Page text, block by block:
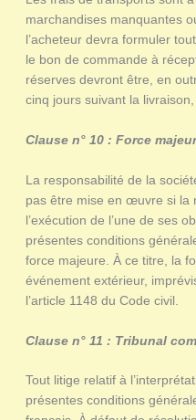
marchandises manquantes
l’acheteur devra formuler
le bon de commande à
réserves devront être, en
cinq jours suivant la
Clause n° 10 : Force
La responsabilité de la
pas être mise en œuvre si la
l’exécution de l’une de ses
présentes conditions
force majeure. À ce titre, la
événement extérieur,
l’article 1148 du Code civil.
Clause n° 11 : Tribunal
Tout litige relatif à
présentes conditions